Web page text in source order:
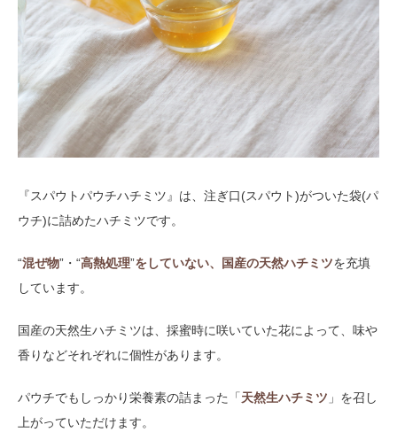
『スパウトパウチハチミツ』は、注ぎ口(スパウト)がついた袋(パ
ウチ)に詰めたハチミツです。
“混ぜ物”・“高熱処理”をしていない、国産の天然ハチミツを充填
しています。
国産の天然生ハチミツは、採蜜時に咲いていた花によって、味や
香りなどそれぞれに個性があります。
パウチでもしっかり栄養素の詰まった「天然生ハチミツ 」を召し
上がっていただけます。